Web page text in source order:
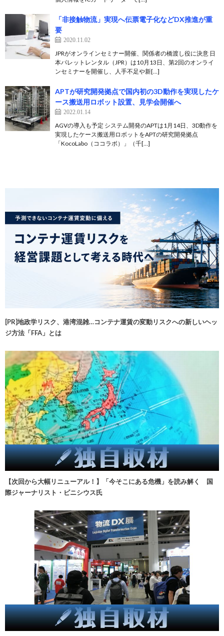
「非接触物流」実現へ伝票電子化などDX推進が重
要
2020.11.02
JPRがオンラインセミナー開催、関係者の橋渡し役に決意 日
本パレットレンタル（JPR）は10月13日、第2回のオンライ
ンセミナーを開催し、人手不足や新[…]
APTが研究開発拠点で国内初の3D動作を実現したケ
ース搬送用ロボット設置、見学会開催へ
2022.01.14
AGVの導入も予定 システム開発のAPTは1月14日、3D動作を
実現したケース搬送用ロボットをAPTの研究開発拠点
「KocoLabo（ココラボ）」（千[…]
[PR]地政学リスク、港湾混雑…コンテナ運賃の変動リスクへの新しいヘッ
ジ方法「FFA」とは
【次回から大幅リニューアル！】「今そこにある危機」を読み解く 国
際ジャーナリスト・ビニシウス氏